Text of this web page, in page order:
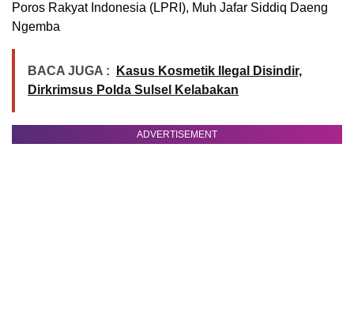
Poros Rakyat Indonesia (LPRI), Muh Jafar Siddiq Daeng
Ngemba
BACA JUGA :
Kasus Kosmetik Ilegal Disindir,
Dirkrimsus Polda Sulsel Kelabakan
ADVERTISEMENT